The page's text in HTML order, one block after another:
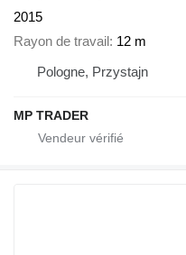
2015
Rayon de travail 12 m
Pologne, Przystajn
MP TRADER